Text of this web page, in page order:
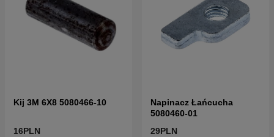
Kij 3M 6X8 5080466-10
16PLN
Napinacz Łańcucha
5080460-01
29PLN